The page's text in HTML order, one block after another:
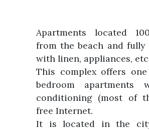
Sectores
Handicraft
Companies that
produce
Apartments located
from the beach and fully
with linen, appliances,
This complex offers
bedroom apartments
conditioning (most of
free Internet.
It is located in the